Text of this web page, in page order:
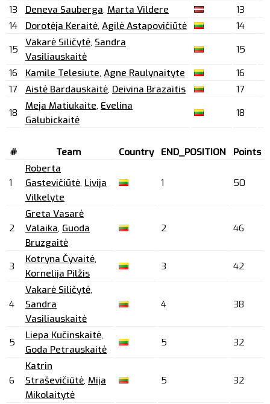
13
Deneva Sauberga, Marta Vildere
13
14
Dorotėja Keraitė, Agilė Astapovičiūtė
14
15
Vakarė Siličytė, Sandra
Vasiliauskaitė
15
16
Kamile Telesiute, Agne Raulynaityte
16
17
Aistė Bardauskaitė, Deivina Brazaitis
17
18
Meja Matiukaite, Evelina
Galubickaitė
18
# Team Country END_POSITION Points
1
Roberta
Gastevičiūtė, Livija
Vilkelyte
1 50
2
Greta Vasarė
Valaika, Guoda
Bruzgaitė
2 46
3
Kotryna Čyvaitė,
Kornelija Pilžis
3 42
4
Vakarė Siličytė,
Sandra
Vasiliauskaitė
4 38
5
Liepa Kučinskaitė,
Goda Petrauskaitė
5 32
6
Katrin
Straševičiūtė, Mija
Mikolaitytė
5 32